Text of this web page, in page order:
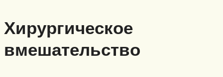
Хирургическое
вмешательство